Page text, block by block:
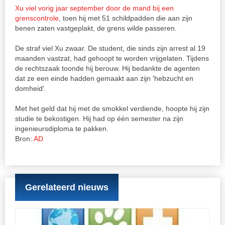
Xu viel vorig jaar september door de mand bij een
grenscontrole , toen hij met 51 schildpadden die aan zijn
benen zaten vastgeplakt, de grens wilde passeren.
De straf viel Xu zwaar. De student, die sinds zijn arrest al 19
maanden vastzat, had gehoopt te worden vrijgelaten. Tijdens
de rechtszaak toonde hij berouw. Hij bedankte de agenten
dat ze een einde hadden gemaakt aan zijn 'hebzucht en
domheid'.
Met het geld dat hij met de smokkel verdiende, hoopte hij zijn
studie te bekostigen. Hij had op één semester na zijn
ingenieursdiploma te pakken.
Bron: AD
Gerelateerd nieuws